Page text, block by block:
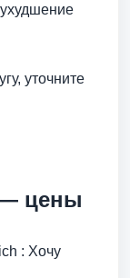
уточните
— цены
: Хочу